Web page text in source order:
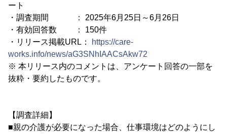
ート
・調査期間 ： 2025年6月25日～6月26日
・有効回答数 ： 150件
・リリース掲載URL：
https://care-
works.info/news/aG3SNhIAACsAkw72
※ 本リリース内のコメントは、アンケート回答の一部を
抜粋・要約したものです。
【調査詳細】
■親の介護が必要になった場合、仕事環境はどのようにし